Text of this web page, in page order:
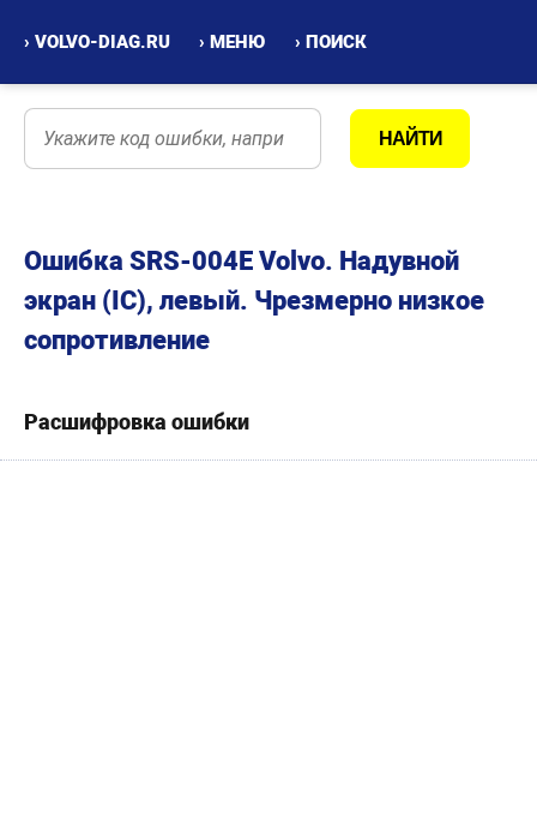
› VOLVO-DIAG.RU › МЕНЮ › ПОИСК
Ошибка SRS-004E Volvo. Надувной
экран (IC), левый. Чрезмерно низкое
сопротивление
Расшифровка ошибки